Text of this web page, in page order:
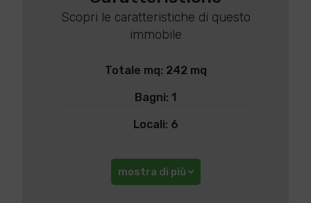
Scopri le caratteristiche di questo
immobile
Totale mq: 242 mq
Bagni: 1
Locali: 6
mostra di più